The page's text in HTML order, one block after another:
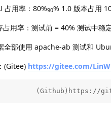
占用率：80%90% 1.0 版本占用
占用率：测试前 = 40% 测试中稳
全部使用 apache-ab 测试和
(Gitee) https://gitee.com/
(Github)https://